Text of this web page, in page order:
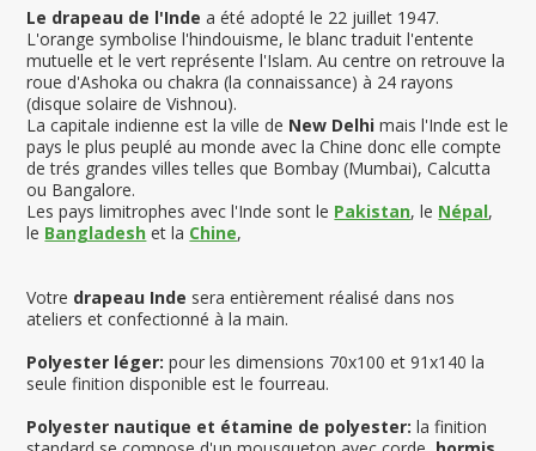
Le drapeau de l'Inde a été adopté le 22 juillet 1947.
L'orange symbolise l'hindouisme, le blanc traduit l'entente
mutuelle et le vert représente l'Islam. Au centre on retrouve la
roue d'Ashoka ou chakra (la connaissance) à 24 rayons
(disque solaire de Vishnou).
La capitale indienne est la ville de New Delhi mais l'Inde est le
pays le plus peuplé au monde avec la Chine donc elle compte
de trés grandes villes telles que Bombay (Mumbai), Calcutta
ou Bangalore.
Les pays limitrophes avec l'Inde sont le Pakistan, le Népal,
le Bangladesh et la Chine,
Votre drapeau Inde sera entièrement réalisé dans nos
ateliers et confectionné à la main.
Polyester léger: pour les dimensions 70x100 et 91x140 la
seule finition disponible est le fourreau.
Polyester nautique et étamine de polyester: la finition